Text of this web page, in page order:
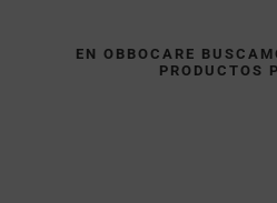
EN OBBOCARE
PRODUCTOS